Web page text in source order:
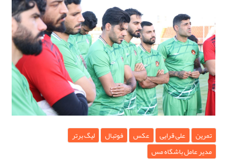
تمرین علی قرایی عکس فوتبال
لیگ برتر
مدیر عامل باشگاه مس